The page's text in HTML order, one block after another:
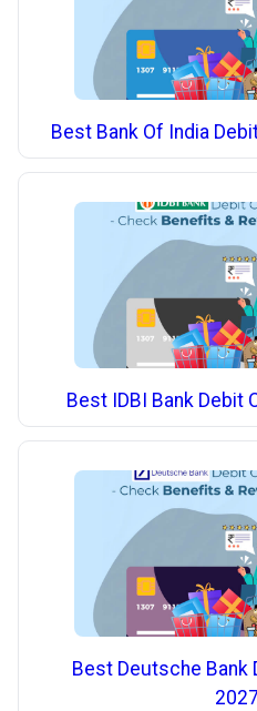
Best Bank Of India
Best IDBI Bank Debit
Best Deutsche Bank
2027